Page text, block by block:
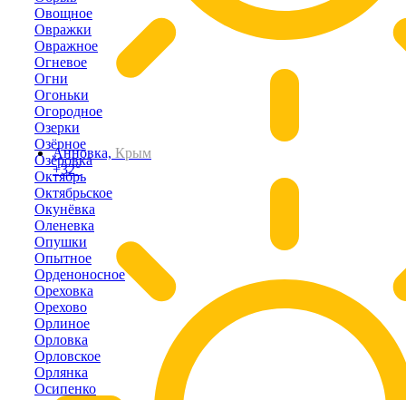
Анновка, Крым
+32°
Овощное
Овражки
Овражное
Огневое
Огни
Огоньки
Огородное
Озерки
Озёрное
Озёровка
Октябрь
Октябрьское
Окунёвка
Оленевка
Опушки
Опытное
Орденоносное
Ореховка
Орехово
Орлиное
Орловка
Орловское
Орлянка
Осипенко